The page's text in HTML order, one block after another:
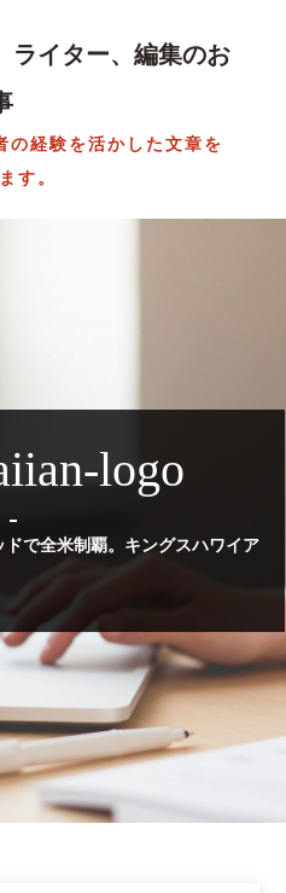
ライター、編集のお
の経験を活かした文章を
す。
logo
ドで全米制覇。キングスハワイア